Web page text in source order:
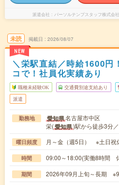
派遣会社 パーソルテンプスタッフ株式会
未読
NEW
掲載日 2026/08/07
＼栄駅直結／時給1600円
コで！社員化実績あり
職種未経験OK 交通費別途支給あり
派遣
勤務地 愛知県名古屋市中区
栄(愛知県)駅から徒歩3分
曜日頻度 月～金（週5日） ※土日祝
時間 09:00～18:00(実働8時間
期間 2026年09月上旬～長期 ※9